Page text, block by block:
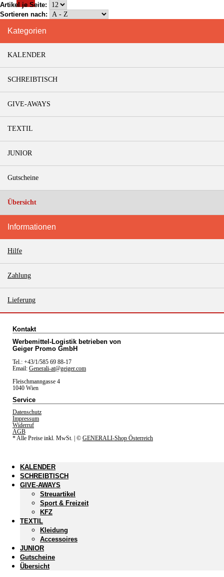
Artikel je Seite:
Sortieren nach:
Kategorien
KALENDER
SCHREIBTISCH
GIVE-AWAYS
TEXTIL
JUNIOR
Gutscheine
Übersicht
Informationen
Hilfe
Zahlung
Lieferung
Kontakt
Werbemittel-Logistik betrieben von
Geiger Promo GmbH
Tel.: +43/1/585 69 88-17
Email: Generali-at@geiger.com
Fleischmanngasse 4
1040 Wien
Service
Datenschutz
Impressum
Widerruf
AGB
* Alle Preise inkl. MwSt.
| © GENERALI-Shop Österreich
KALENDER
SCHREIBTISCH
GIVE-AWAYS
Streuartikel
Sport & Freizeit
KFZ
TEXTIL
Kleidung
Accessoires
JUNIOR
Gutscheine
Übersicht